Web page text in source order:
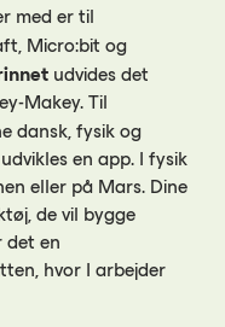
med er til
Micro:bit og
udvides det
Makey. Til
dansk, fysik og
en app. I fysik
eller på Mars. Dine
de vil bygge
det en
hvor I arbejder